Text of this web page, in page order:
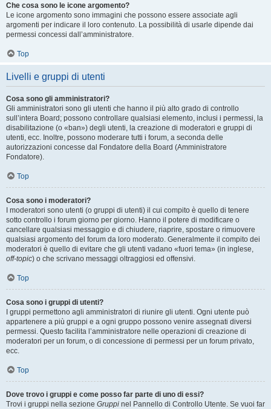
Che cosa sono le icone argomento?
Le icone argomento sono immagini che possono essere associate agli
argomenti per indicare il loro contenuto. La possibilità di usarle dipende dai
permessi concessi dall’amministratore.
Top
Livelli e gruppi di utenti
Cosa sono gli amministratori?
Gli amministratori sono gli utenti che hanno il più alto grado di controllo
sull’intera Board; possono controllare qualsiasi elemento, inclusi i permessi, la
disabilitazione (o «ban») degli utenti, la creazione di moderatori e gruppi di
utenti, ecc. Inoltre, possono moderare tutti i forum, a seconda delle
autorizzazioni concesse dal Fondatore della Board (Amministratore
Fondatore).
Top
Cosa sono i moderatori?
I moderatori sono utenti (o gruppi di utenti) il cui compito è quello di tenere
sotto controllo i forum giorno per giorno. Hanno il potere di modificare o
cancellare qualsiasi messaggio e di chiudere, riaprire, spostare o rimuovere
qualsiasi argomento del forum da loro moderato. Generalmente il compito dei
moderatori è quello di evitare che gli utenti vadano «fuori tema» (in inglese,
off-topic) o che scrivano messaggi oltraggiosi ed offensivi.
Top
Cosa sono i gruppi di utenti?
I gruppi permettono agli amministratori di riunire gli utenti. Ogni utente può
appartenere a più gruppi e a ogni gruppo possono venire assegnati diversi
permessi. Questo facilita l’amministratore nelle operazioni di creazione di
moderatori per un forum, o di concessione di permessi per un forum privato,
ecc.
Top
Dove trovo i gruppi e come posso far parte di uno di essi?
Trovi i gruppi nella sezione Gruppi nel Pannello di Controllo Utente. Se vuoi far